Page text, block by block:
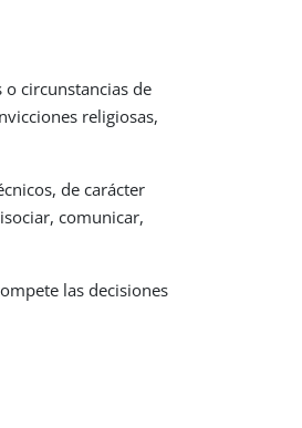
o circunstancias de
religiosas,
de carácter
comunicar,
las decisiones